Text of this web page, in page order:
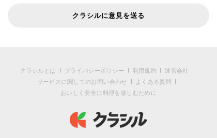
クラシルに意見を送る
クラシルとは プライバシーポリシー 利用規約
運営会社
サービスに関してのお問い合わせ
よくある質問
おいしく安全に料理を楽しむために